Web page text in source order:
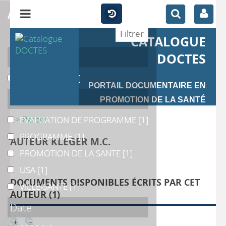
CATALOGUE
DOCTES
PORTAIL DOCUMENTAIRE EN
PROMOTION DE LA SANTÉ
>> Retour
AUTEUR KLEGER M.C.
DOCUMENTS DISPONIBLES ÉCRITS PAR CET
AUTEUR (1)
affiner
Auteur
KLEGER M.C. [1]
EVALUATION DE PROGRAMME
EVALUATION DE PROGRAMME [1]
PROGRAMME
PROGRAMME[1]
PROMOTION DE LA SANTE
PROMOTION DE LA SANTE [1]
USAUSA [1]
VILLE-SANTE
VILLE-SANTE [1]
Date